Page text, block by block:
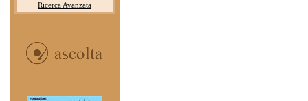
Ricerca Avanzata